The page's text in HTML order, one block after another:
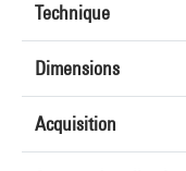
Technique
Dimensions
Acquisition